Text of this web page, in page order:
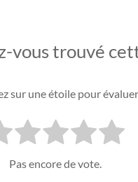
vous trouvé
sur une étoile pour évaluer
Pas encore de vote.